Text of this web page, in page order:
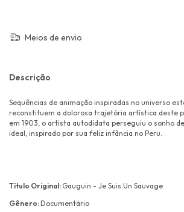
Meios de envio
Descrição
Sequências de animação inspiradas no universo
reconstituem a dolorosa trajetória artística deste
em 1903, o artista autodidata perseguiu o sonho
ideal, inspirado por sua feliz infância no Peru.
Título Original: Gauguin - Je Suis Un Sauvage
Gênero:Documentário